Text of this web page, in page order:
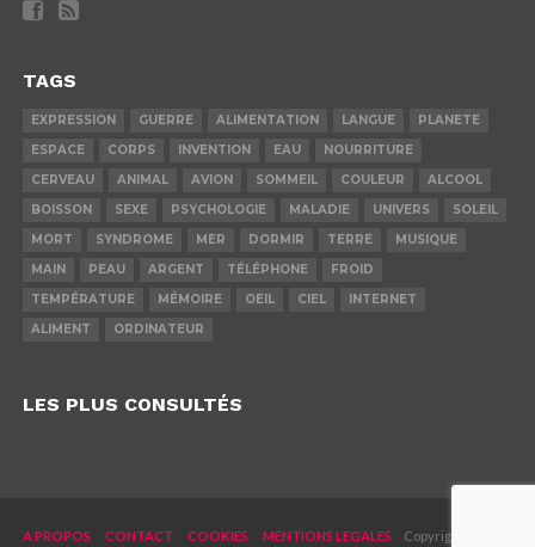
TAGS
EXPRESSION GUERRE ALIMENTATION LANGUE
PLANETE
ESPACE
CORPS INVENTION EAU
NOURRITURE
CERVEAU
ANIMAL AVION SOMMEIL COULEUR
ALCOOL
BOISSON
SEXE PSYCHOLOGIE MALADIE UNIVERS
SOLEIL
MORT
SYNDROME MER DORMIR TERRE
MUSIQUE
MAIN
PEAU ARGENT TÉLÉPHONE
FROID
TEMPÉRATURE
MÉMOIRE OEIL CIEL
INTERNET
ALIMENT
ORDINATEUR
LES PLUS CONSULTÉS
A PROPOS CONTACT COOKIES MENTIONS LEGALES Copyright © 2019